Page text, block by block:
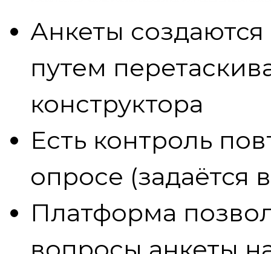
Анкеты
путем
конструктора
Есть контроль
опросе (задаётся
Платформа